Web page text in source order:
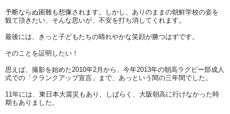
予断ならぬ困難も想像されます。しかし、ありのままの朝鮮学校の姿を
観て頂きたい、そんな思いが、 不安を打ち消してくれます。
最後には、きっと子どもたちの晴れやかな笑顔が勝つはずです。
そのことを証明したい！
思えば、撮影を始めた2010年2月から、 今年2013年の朝高ラグビー部成人
式での「クランクアップ宣言」まで、あっという間の三年間でした。
11年には、東日本大震災もあり、しばらく、 大阪朝高に行けなかった時
期もありました。